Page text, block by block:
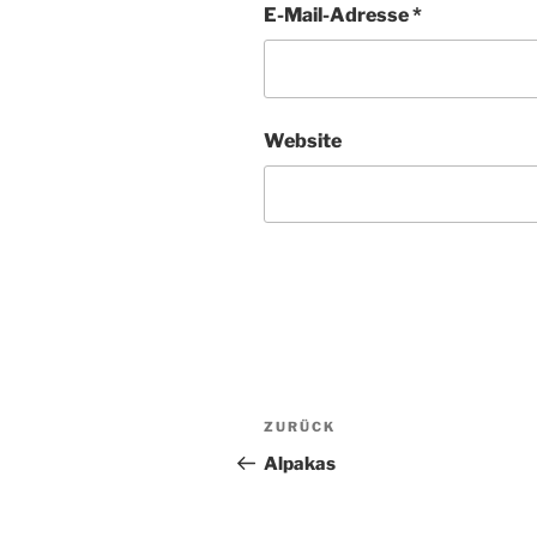
E-Mail-Adresse*
Website
Vorheriger
Beitrag
ZURÜCK
Alpakas